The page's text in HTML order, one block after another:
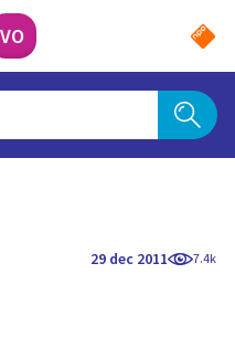
VO
29 dec 2011 7.4k